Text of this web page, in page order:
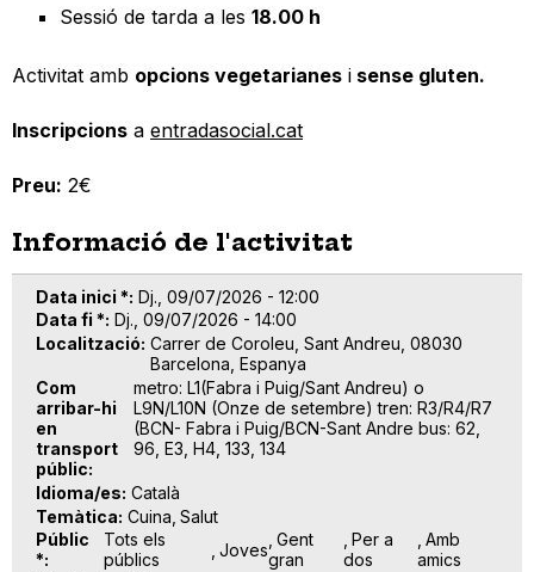
Sessió de tarda a les 18.00 h
Activitat amb opcions vegetarianes i sense gluten.
Inscripcions a entradasocial.cat
Preu: 2€
Informació de l'activitat
Data inici * Dj., 09/07/2026 - 12:00
Data fi * Dj., 09/07/2026 - 14:00
Localització Carrer de Coroleu, Sant Andreu, 08030
Barcelona, Espanya
Com
arribar-hi
en
transport
públic
metro: L1(Fabra i Puig/Sant Andreu) o
L9N/L10N (Onze de setembre) tren: R3/R4/R7
(BCN- Fabra i Puig/BCN-Sant Andre bus: 62,
96, E3, H4, 133, 134
Idioma/es Català
Temàtica Cuina Salut
Públic
*
Tots els
públics
Joves Gent
gran
Per a
dos
Amb
amics